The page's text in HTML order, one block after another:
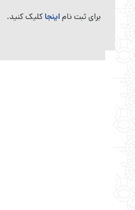
برای ثبت نام اینجا کلیک کنید.